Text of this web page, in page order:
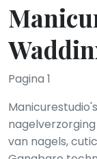
Pagina 1
van nagels,